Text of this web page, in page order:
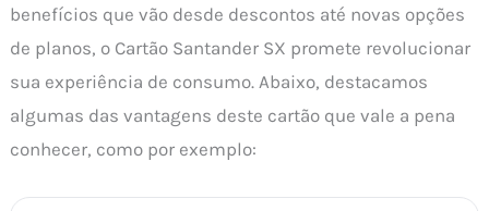
benefícios que vão desde descontos até novas opções
de planos, o Cartão Santander SX promete revolucionar
sua experiência de consumo. Abaixo, destacamos
algumas das vantagens deste cartão que vale a pena
conhecer, como por exemplo: